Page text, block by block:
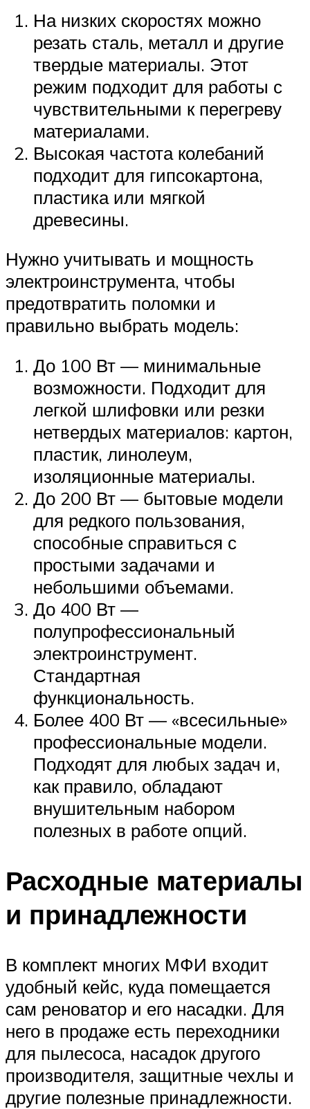
На низких скоростях можно
резать сталь, металл и другие
твердые материалы. Этот
режим подходит для работы с
чувствительными к перегреву
материалами.
Высокая частота колебаний
подходит для гипсокартона,
пластика или мягкой
древесины.
Нужно учитывать и мощность
электроинструмента, чтобы
предотвратить поломки и
правильно выбрать модель:
До 100 Вт — минимальные
возможности. Подходит для
легкой шлифовки или резки
нетвердых материалов: картон,
пластик, линолеум,
изоляционные материалы.
До 200 Вт — бытовые модели
для редкого пользования,
способные справиться с
простыми задачами и
небольшими объемами.
До 400 Вт —
полупрофессиональный
электроинструмент.
Стандартная
функциональность.
Более 400 Вт — «всесильные»
профессиональные модели.
Подходят для любых задач и,
как правило, обладают
внушительным набором
полезных в работе опций.
Расходные материалы
и принадлежности
В комплект многих МФИ входит
удобный кейс, куда помещается
сам реноватор и его насадки. Для
него в продаже есть переходники
для пылесоса, насадок другого
производителя, защитные чехлы и
другие полезные принадлежности.